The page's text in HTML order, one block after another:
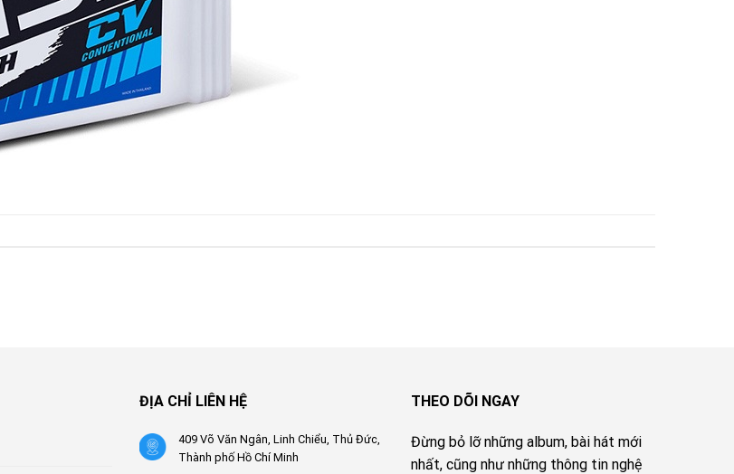
ĐỊA CHỈ LIÊN HỆ
409 Võ Văn Ngân, Linh Chiểu, Thủ Đức,
Thành phố Hồ Chí Minh
THEO DÕI NGAY
Đừng bỏ lỡ những album, bài hát mới
nhất, cũng như những thông tin nghệ